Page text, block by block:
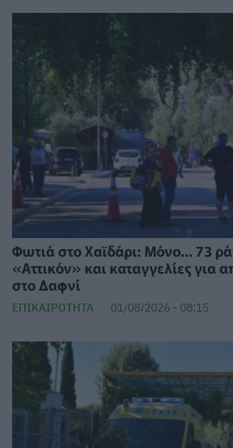
Φωτιά στο Χαϊδάρι: Μόνο... 73
«Αττικόν» και καταγγελίες για
στο Δαφνί
ΕΠΙΚΑΙΡΌΤΗΤΑ 01/08/2026 - 08:15